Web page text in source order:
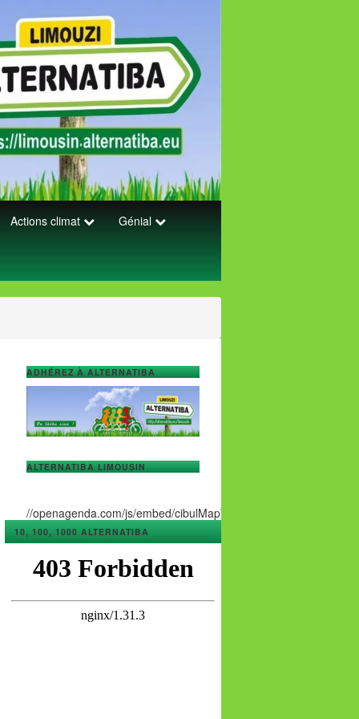
Actions climat Génial
ADHÉREZ À ALTERNATIBA
ALTERNATIBA LIMOUSIN
//openagenda.com/js/embed/cibulMapWidget.js
10, 100, 1000 ALTERNATIBA